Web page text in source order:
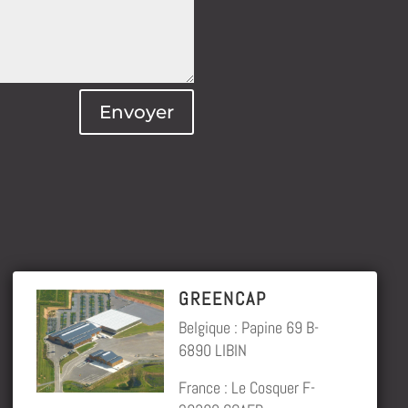
Envoyer
GREENCAP
Belgique : Papine 69 B-
6890 LIBIN
France : Le Cosquer F-